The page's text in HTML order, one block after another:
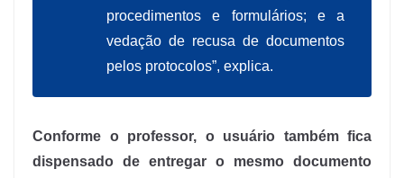
procedimentos e formulários; e a
vedação de recusa de documentos
pelos protocolos”, explica.
Conforme o professor, o usuário também fica
dispensado de entregar o mesmo documento